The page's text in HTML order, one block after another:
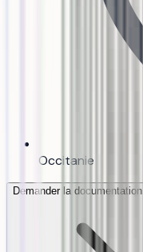
Occitanie
Demander la documentation